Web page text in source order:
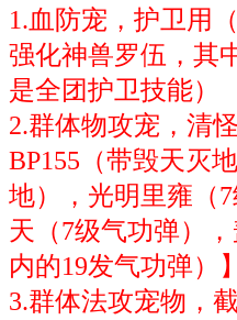
1.血防宠，护卫用
强化神兽罗伍，其
是全团护卫技能）
2.群体物攻宠，清
BP155（带毁天灭
地），光明里雍（
天（7级气功弹）
内的19发气功弹）】
3.群体法攻宠物，